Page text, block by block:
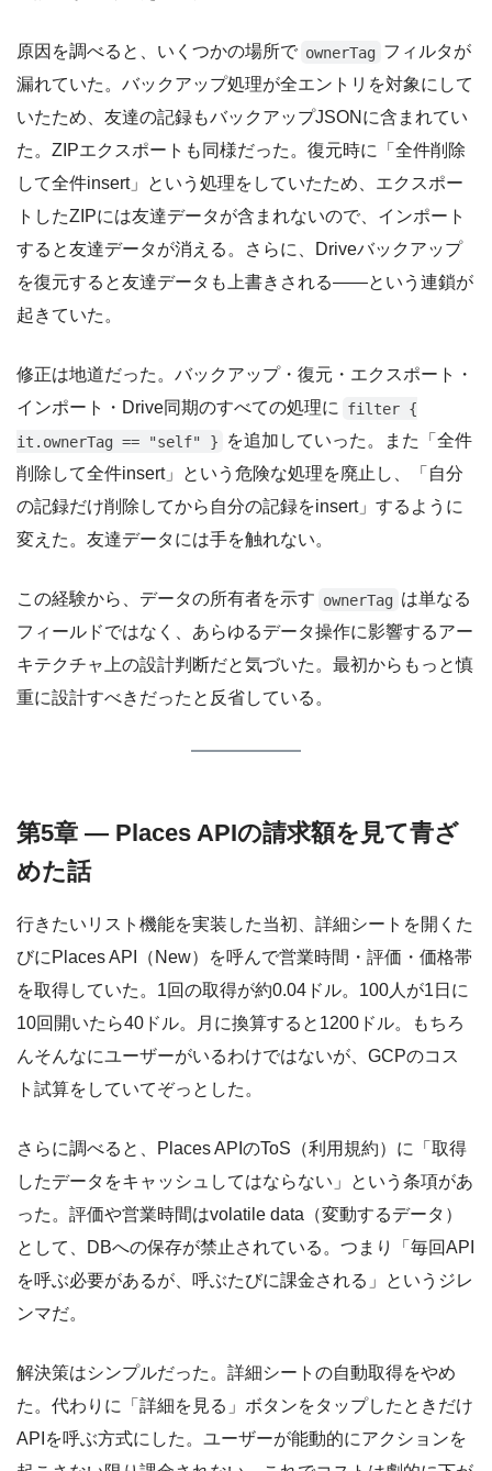
原因を調べると、いくつかの場所で ownerTag フィルタが
漏れていた。バックアップ処理が全エントリを対象にして
いたため、友達の記録もバックアップJSONに含まれてい
た。ZIPエクスポートも同様だった。復元時に「全件削除
して全件insert」という処理をしていたため、エクスポー
トしたZIPには友達データが含まれないので、インポート
すると友達データが消える。さらに、Driveバックアップ
を復元すると友達データも上書きされる——という連鎖が
起きていた。
修正は地道だった。バックアップ・復元・エクスポート・
インポート・Drive同期のすべての処理に filter {
it.ownerTag == "self" }
を追加していった。また「全件
削除して全件insert」という危険な処理を廃止し、「自分
の記録だけ削除してから自分の記録をinsert」するように
変えた。友達データには手を触れない。
この経験から、データの所有者を示す ownerTag は単なる
フィールドではなく、あらゆるデータ操作に影響するアー
キテクチャ上の設計判断だと気づいた。最初からもっと慎
重に設計すべきだったと反省している。
第5章 — Places APIの請求額を見て青ざ
めた話
行きたいリスト機能を実装した当初、詳細シートを開くた
びにPlaces API（New）を呼んで営業時間・評価・価格帯
を取得していた。1回の取得が約0.04ドル。100人が1日に
10回開いたら40ドル。月に換算すると1200ドル。もちろ
んそんなにユーザーがいるわけではないが、GCPのコス
ト試算をしていてぞっとした。
さらに調べると、Places APIのToS（利用規約）に「取得
したデータをキャッシュしてはならない」という条項があ
った。評価や営業時間はvolatile data（変動するデータ）
として、DBへの保存が禁止されている。つまり「毎回API
を呼ぶ必要があるが、呼ぶたびに課金される」というジレ
ンマだ。
解決策はシンプルだった。詳細シートの自動取得をやめ
た。代わりに「詳細を見る」ボタンをタップしたときだけ
APIを呼ぶ方式にした。ユーザーが能動的にアクションを